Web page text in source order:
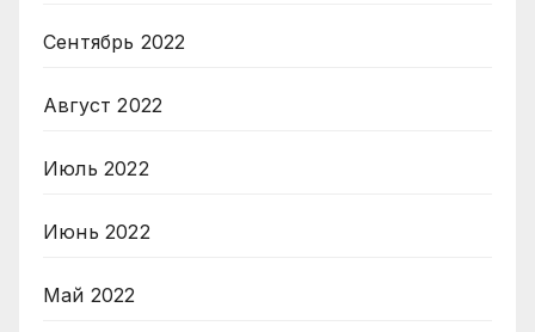
Сентябрь 2022
Август 2022
Июль 2022
Июнь 2022
Май 2022